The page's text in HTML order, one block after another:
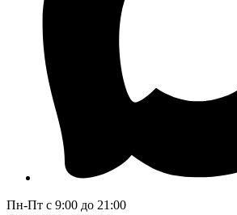
Пн-Пт с 9:00 до 21:00